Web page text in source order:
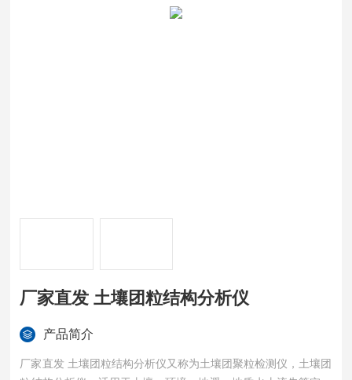
厂家直发 土壤团粒结构分析仪
产品简介
厂家直发 土壤团粒结构分析仪又称为土壤团聚粒检测仪，土壤团